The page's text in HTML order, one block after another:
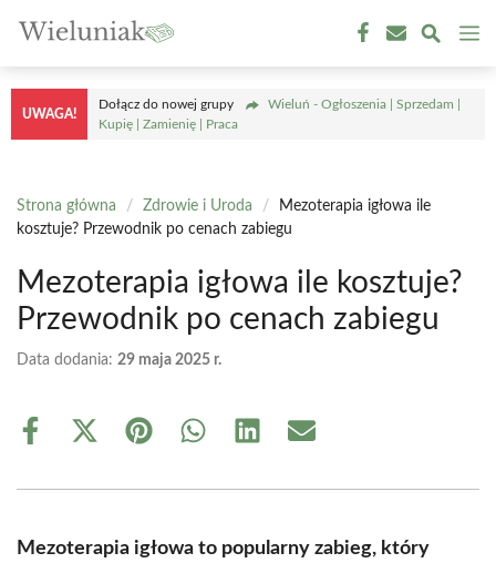
treści
UWAGA!
Dołącz do nowej grupy
Wieluń - Ogłoszenia | Sprzedam |
Kupię | Zamienię | Praca
Strona główna / Zdrowie i Uroda /
Mezoterapia igłowa ile
kosztuje? Przewodnik po cenach zabiegu
Mezoterapia igłowa ile kosztuje?
Przewodnik po cenach zabiegu
Data dodania: 29 maja 2025 r.
Share
Share
(Twitter)
Share Share Share Share
Mezoterapia igłowa to popularny zabieg, który